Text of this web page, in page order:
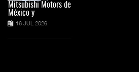
Mitsubishi Motors de
México y
16 JUL 2026